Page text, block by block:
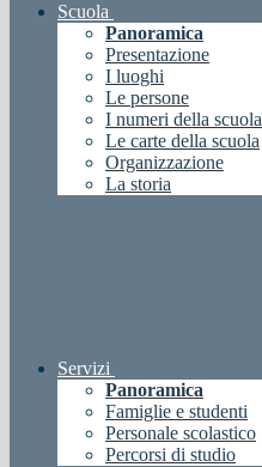
Scuola
Panoramica
Presentazione
I luoghi
Le persone
I numeri della scuola
Le carte della scuola
Organizzazione
La storia
Servizi
Panoramica
Famiglie e studenti
Personale scolastico
Percorsi di studio